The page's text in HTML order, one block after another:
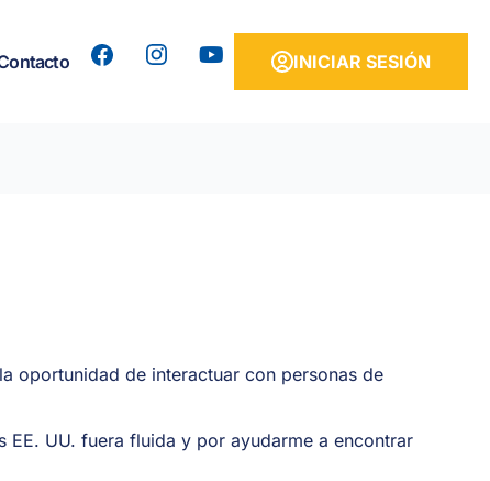
Y
o
INICIAR SESIÓN
oportunidad de interactuar con personas de
UU. fuera fluida y por ayudarme a encontrar